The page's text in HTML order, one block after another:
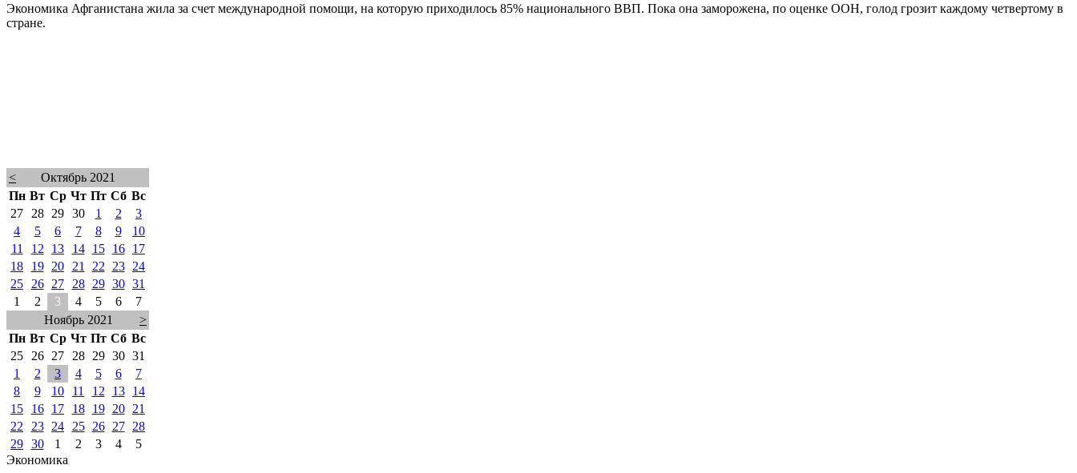
Экономика Афганистана жила за счет международной помощи, на которую приходилось 85% национального ВВП. Пока она заморожена, по оценке ООН, голод грозит каждому четвертому в
стране.
<
Октябрь 2021
Пн Вт Ср Чт Пт Сб Вс
27
28 29 30 1 2
3
4
5 6 7 8 9
10
11
12 13 14 15 16
17
18
19 20 21 22 23
24
25
26 27 28 29 30 31
1
2 3 4 5 6
7
Ноябрь 2021
>
Пн Вт Ср Чт Пт Сб Вс
25
26 27 28 29 30 31
1
2 3 4 5 6
7
8
9 10 11 12 13
14
15
16 17 18 19 20
21
22
23 24 25 26 27
28
29 30 1 2 3 4
5
Экономика